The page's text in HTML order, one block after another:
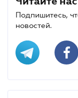
Подпишитесь,
новостей.